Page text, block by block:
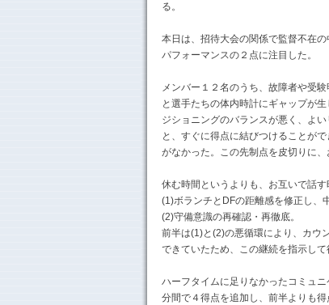
る。
本日は、招待大会の関係で監督不在
パフォーマンスの２点に注目した。
メンバー１２名のうち、故障者や受
と選手たちの体内時計にギャップが
ジショニングのバランスが悪く、よ
と、すぐに得点に結びつけることが
がなかった。この先制点を皮切りに
休む時間というよりも、お互いで話
(1)ボランチとDFの距離感を修正し、
(2)守備意識の再確認・再徹底。
前半は(1)と(2)の悪循環により、カウ
できていたため、この継続を指示して
ハーフタイムに足りなかったコミュ
分間で４得点を追加し、前半よりも